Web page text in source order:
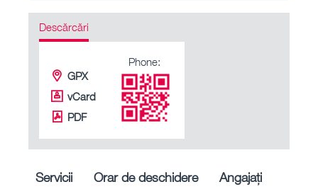
Descărcări
GPX
vCard
PDF
Phone:
Servicii Orar de deschidere Angajați